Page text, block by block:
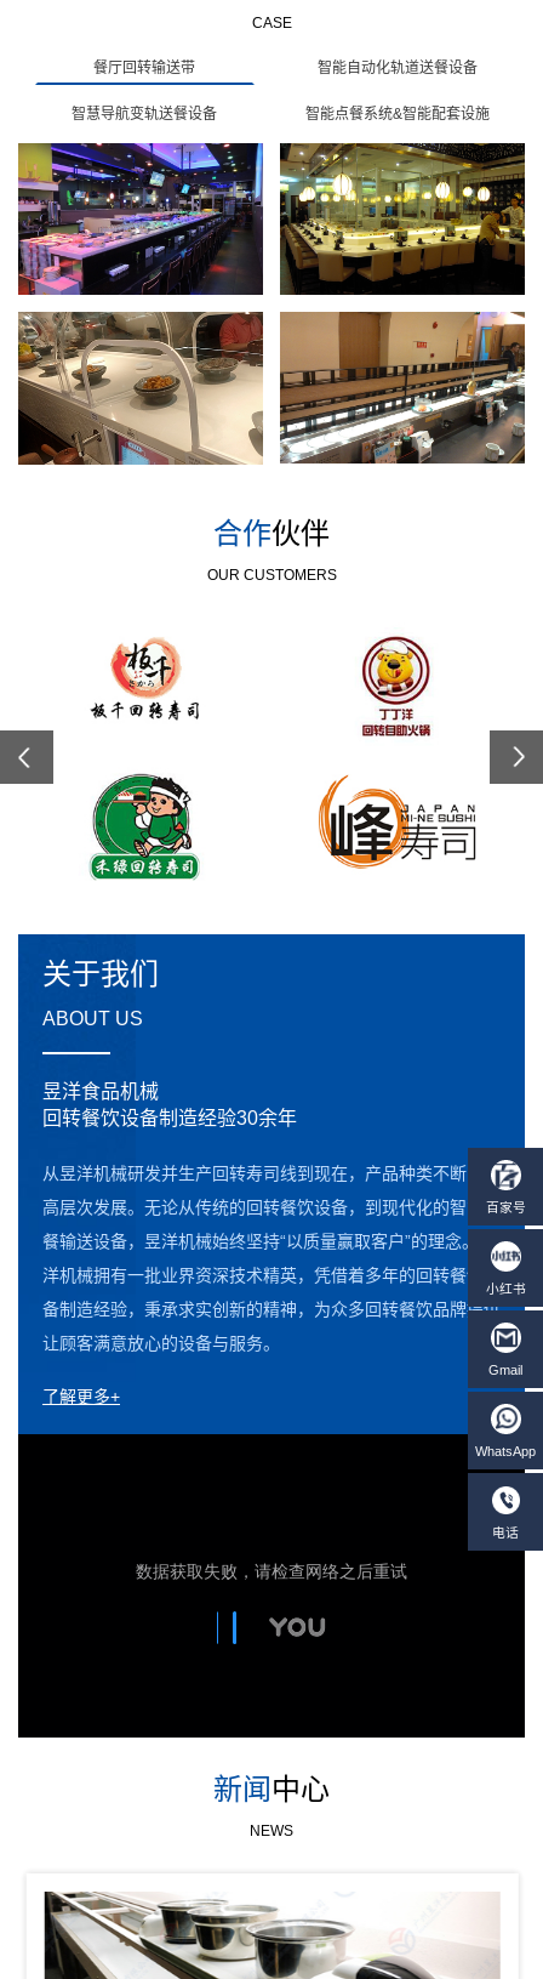
CASE
餐厅回转输送带 智能自动化轨道送餐设备
智慧导航变轨送餐设备 智能点餐系统&智能配套设施
合作伙伴
OUR CUSTOMERS
关于我们
ABOUT US
昱洋食品机械
回转餐饮设备制造经验30余年
从昱洋机械研发并生产回转寿司线到现在，产品种类不断向更
高层次发展。无论从传统的回转餐饮设备，到现代化的智能点
餐输送设备，昱洋机械始终坚持“以质量赢取客户”的理念。昱
洋机械拥有一批业界资深技术精英，凭借着多年的回转餐饮设
备制造经验，秉承求实创新的精神，为众多回转餐饮品牌提供
让顾客满意放心的设备与服务。
了解更多+
新闻 中心
NEWS